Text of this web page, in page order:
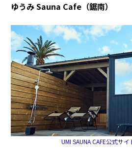
ゆうみ Sauna Cafe（鋸南）
UMI SAUNA CAFE公式サ